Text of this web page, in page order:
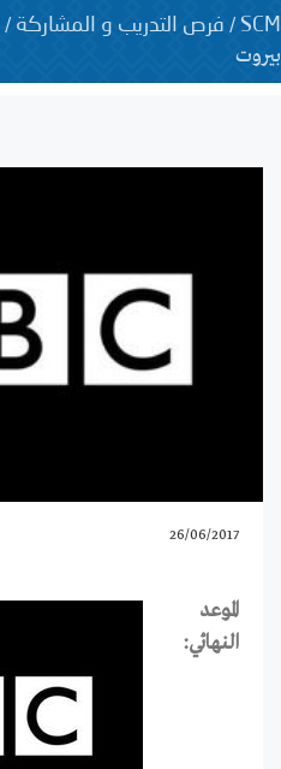
SCM
/ فرص التدريب و المشاركة /
بيروت
26/06/2017
الموعد
النهائي: